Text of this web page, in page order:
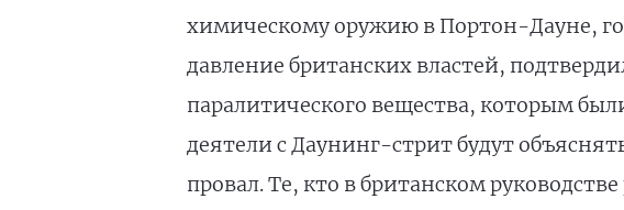
химическому оружию в Портон-Дауне,
давление британских властей,
паралитического вещества, которым
деятели с Даунинг-стрит будут
провал. Те, кто в британском